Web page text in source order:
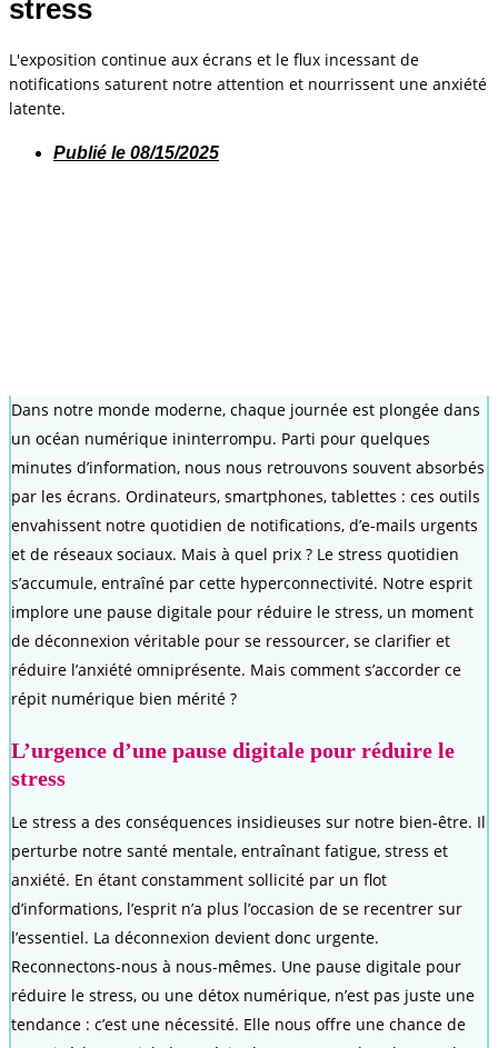
stress
L'exposition continue aux écrans et le flux incessant de
notifications saturent notre attention et nourrissent une anxiété
latente.
Publié le 08/15/2025
Dans notre monde moderne, chaque journée est plongée dans
un océan numérique ininterrompu. Parti pour quelques
minutes d’information, nous nous retrouvons souvent absorbés
par les écrans. Ordinateurs, smartphones, tablettes : ces outils
envahissent notre quotidien de notifications, d’e-mails urgents
et de réseaux sociaux. Mais à quel prix ? Le stress quotidien
s’accumule, entraîné par cette hyperconnectivité. Notre esprit
implore une pause digitale pour réduire le stress, un moment
de déconnexion véritable pour se ressourcer, se clarifier et
réduire l’anxiété omniprésente. Mais comment s’accorder ce
répit numérique bien mérité ?
L’urgence d’une pause digitale pour réduire le
stress
Le stress a des conséquences insidieuses sur notre bien-être. Il
perturbe notre santé mentale, entraînant fatigue, stress et
anxiété. En étant constamment sollicité par un flot
d’informations, l’esprit n’a plus l’occasion de se recentrer sur
l’essentiel. La déconnexion devient donc urgente.
Reconnectons-nous à nous-mêmes. Une pause digitale pour
réduire le stress, ou une détox numérique, n’est pas juste une
tendance : c’est une nécessité. Elle nous offre une chance de